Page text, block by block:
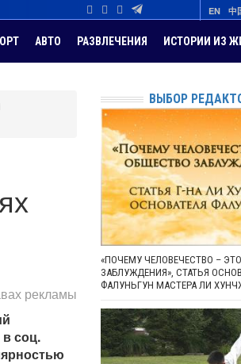
EN 中
АВТО РАЗВЛЕЧЕНИЯ ИСТОРИИ ИЗ
рекламы
соц.
ВЫБОР
«ПОЧЕМУ ЧЕЛОВЕЧЕСТВО –
ЗАБЛУЖДЕНИЯ», СТАТЬЯ
ФАЛУНЬГУН МАСТЕРА ЛИ